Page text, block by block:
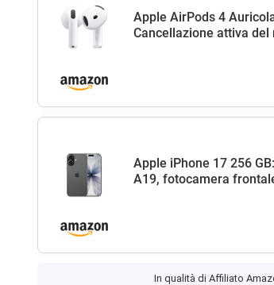
Apple AirPods 4
Cancellazione attiva del
Apple iPhone 17 256
A19, fotocamera
In qualità di Affiliato